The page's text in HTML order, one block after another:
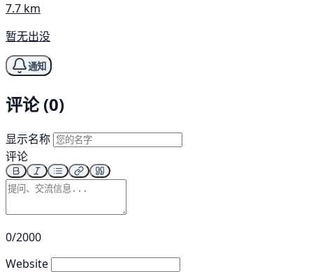
7.7 km
暂无出没
通知
评论 (0)
显示名称
评论
0/2000
Website